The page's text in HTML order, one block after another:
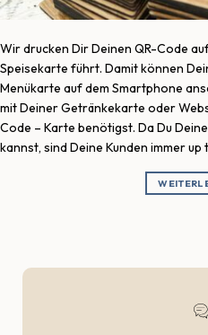
Wir drucken Dir Deinen QR-Code
Speisekarte führt. Damit können
Menükarte auf dem Smartphone
mit Deiner Getränkekarte oder
Code – Karte benötigst. Da Du
kannst, sind Deine Kunden immer up